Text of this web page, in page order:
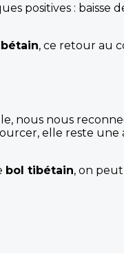
positives : baisse
, ce retour au
nous nous
elle reste
bol tibétain, on